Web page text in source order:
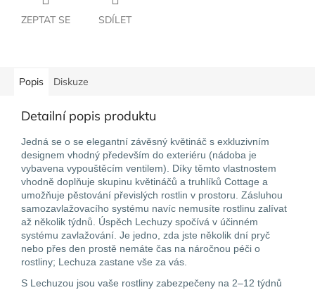
ZEPTAT SE SDÍLET
Popis Diskuze
Detailní popis produktu
Jedná se o se elegantní závěsný květináč s exkluzivním
designem vhodný především do exteriéru (nádoba je
vybavena vypouštěcím ventilem). Díky těmto vlastnostem
vhodně doplňuje skupinu květináčů a truhlíků Cottage a
umožňuje pěstování převislých rostlin v prostoru. Zásluhou
samozavlažovacího systému navíc nemusíte rostlinu zalívat
až několik týdnů. Úspěch Lechuzy spočívá v účinném
systému zavlažování. Je jedno, zda jste několik dní pryč
nebo přes den prostě nemáte čas na náročnou péči o
rostliny; Lechuza zastane vše za vás.
S Lechuzou jsou vaše rostliny zabezpečeny na 2–12 týdnů